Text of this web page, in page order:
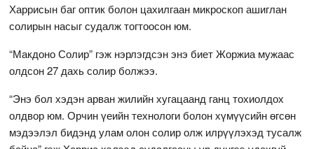
Харрисын баг оптик болон цахилгаан микроскоп ашиглан
солирын насыг судалж тогтоосон юм.
“Макдоно Солир” гэж нэрлэгдсэн энэ биет Жоржиа мужаас
олдсон 27 дахь солир болжээ.
“Энэ бол хэдэн арван жилийн хугацаанд ганц тохиолдох
олдвор юм. Орчин үеийн технологи болон хүмүүсийн өгсөн
мэдээлэл бидэнд улам олон солир олж илрүүлэхэд тусалж